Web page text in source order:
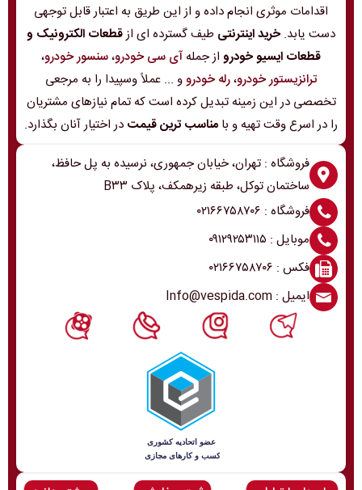
اقدامات موثری انجام داده و از این طریق به اعتبار قابل توجهی
دست یابد.خرید اینترنتی طیف گسترده ای ازقطعات الکترونیک و
قطعات ایسیو خودرو از جملهآی سی خودرو،سنسور خودرو،
ترانزیستور خودرو،رله خودرو و ... عملاً وسپیدا را به مرجعی
تخصصی در این زمینه تبدیل کرده است که تمام نیازهای مشتریان
را در اسرع وقت تهیه و با مناسب ترین قیمت در اختیار آنان بگذارد.
فروشگاه : تهران، خیابان جمهوری، نرسیده به پل حافظ،
ساختمان توکل، طبقه زیرهمکف، پلاک B۳۳
فروشگاه : ۰۲۱۶۶۷۵۸۷۰۶
موبایل : ۰۹۱۲۹۲۵۳۱۱۵
فکس : ۰۲۱۶۶۷۵۸۷۰۶
ایمیل : Info@vespida.com